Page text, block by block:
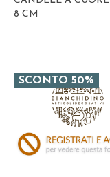
8 CM
SCONTO 50%